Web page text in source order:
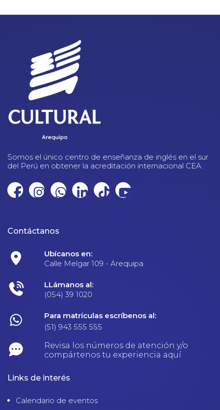
Somos el único centro de enseñanza de inglés en el sur
del Perú en obtener la acreditación internacional CEA.
Contáctanos
Ubícanos en:
Calle Melgar 109 - Arequipa
LLámanos al:
(054) 39 1020
Para matrículas escríbenos al:
(51) 943 555 555
Revisa los números de atención y/o
compártenos tu experiencia aquí
Links de interés
Calendario de eventos